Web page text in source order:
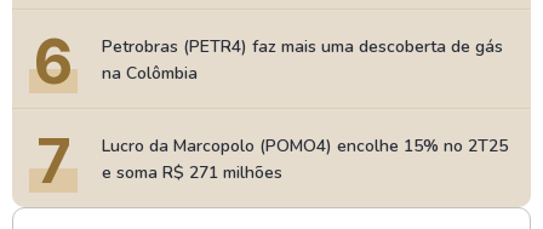
6
Petrobras (PETR4) faz mais uma descoberta de gás
na Colômbia
7
Lucro da Marcopolo (POMO4) encolhe 15% no 2T25
e soma R$ 271 milhões